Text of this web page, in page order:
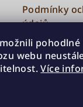
pohodlné
webu
Více
i
s
u
Podmínky
údajů
Nejčastější